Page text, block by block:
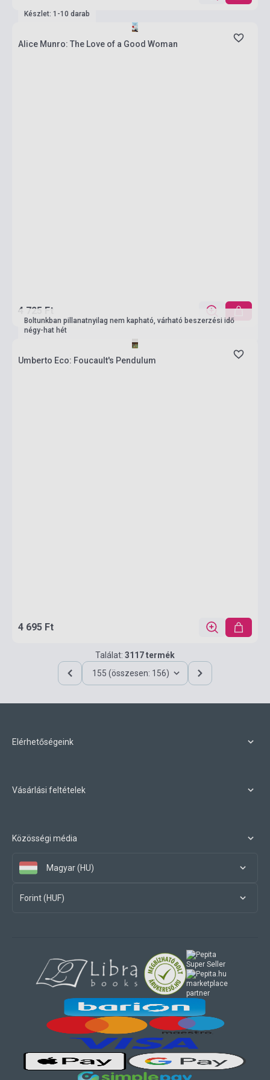
Készlet: 1-10 darab
Alice Munro: The Love of a Good Woman
4 725 Ft
Boltunkban pillanatnyilag nem kapható, várható beszerzési idő
négy-hat hét
Umberto Eco: Foucault's Pendulum
4 695 Ft
Találat: 3117 termék
155 (összesen: 156)
Elérhetőségeink
Vásárlási feltételek
Közösségi média
Magyar (HU)
Forint (HUF)
marketplace
partner